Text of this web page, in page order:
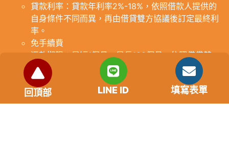
貸款利率：貸款年利率2%-18%，依照借款人提供的
自身條件不同而異，再由借貸雙方協議後訂定最終利
率。
免手續費
還款期限：最短1個月，最長180個月，依照借貸雙
方協議而訂。
範例試算：小明急需現金10萬元，經多方比較利率
後選定金主，雙方簽定於36個月內須還清借款，年
利率12%計算，每月利息1000元，無須手續費。
回頂部 LINE ID 填寫表單